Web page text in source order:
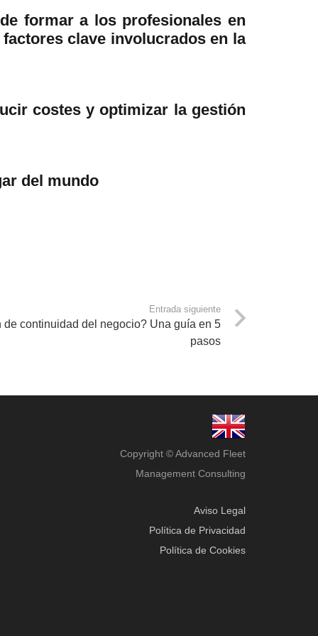
formar a los profesionales en
clave involucrados en la
costes y optimizar la gestión
del mundo
Entrada siguiente
continuidad del negocio? Una guía en 5
pasos
Copyright © Advanced Fleet
Management Consulting
Aviso Legal
Política de Privacidad
Política de Cookies